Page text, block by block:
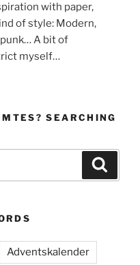
with paper,
of style: Modern,
A bit of
myself…
SEARCHING
Adventskalender